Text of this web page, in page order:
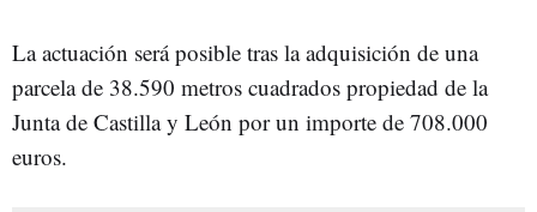
La actuación será posible tras la adquisición de una
parcela de 38.590 metros cuadrados propiedad de la
Junta de Castilla y León por un importe de 708.000
euros.